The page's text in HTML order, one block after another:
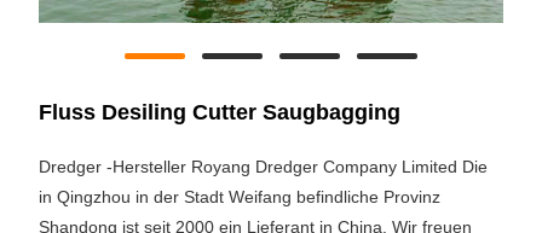
Fluss Desiling Cutter Saugbagging
Dredger -Hersteller Royang Dredger Company Limited Die
in Qingzhou in der Stadt Weifang befindliche Provinz
Shandong ist seit 2000 ein Lieferant in China. Wir freuen